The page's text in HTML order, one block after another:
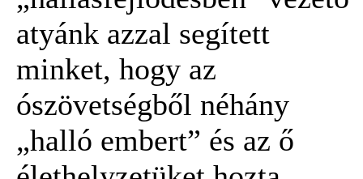
atyánk azzal segített
minket, hogy az
ószövetségből néhány
„halló embert” és az ő